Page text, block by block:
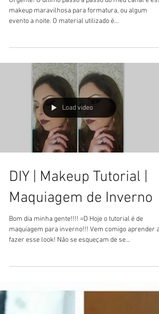
makeup maravilhosa para formatura, ou algum
evento a noite. O material utilizado é...
Load video
DIY | Makeup Tutorial |
Maquiagem de Inverno
Bom dia minha gente!!!! =D Hoje o tutorial é de
maquiagem para inverno!!! Vem comigo aprender a
fazer esse look! Não se esqueçam de se...